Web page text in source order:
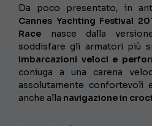
Da poco presentato, in
Cannes Yachting Festival
Race nasce dalla
soddisfare gli armatori più
imbarcazioni veloci e
coniuga a una carena
assolutamente confortevoli
anche alla navigazione in